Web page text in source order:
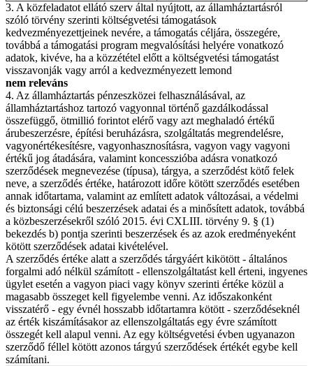
3. A közfeladatot ellátó szerv által nyújtott, az államháztartásról
szóló törvény szerinti költségvetési támogatások
kedvezményezettjeinek nevére, a támogatás céljára, összegére,
továbbá a támogatási program megvalósítási helyére vonatkozó
adatok, kivéve, ha a közzététel előtt a költségvetési támogatást
visszavonják vagy arról a kedvezményezett lemond
nem releváns
4. Az államháztartás pénzeszközei felhasználásával, az
államháztartáshoz tartozó vagyonnal történő gazdálkodással
összefüggő, ötmillió forintot elérő vagy azt meghaladó értékű
árubeszerzésre, építési beruházásra, szolgáltatás megrendelésre,
vagyonértékesítésre, vagyonhasznosításra, vagyon vagy vagyoni
értékű jog átadására, valamint koncesszióba adásra vonatkozó
szerződések megnevezése (típusa), tárgya, a szerződést kötő felek
neve, a szerződés értéke, határozott időre kötött szerződés esetében
annak időtartama, valamint az említett adatok változásai, a védelmi
és biztonsági célú beszerzések adatai és a minősített adatok, továbbá
a közbeszerzésekről szóló 2015. évi CXLIII. törvény 9. § (1)
bekezdés b) pontja szerinti beszerzések és az azok eredményeként
kötött szerződések adatai kivételével.
A szerződés értéke alatt a szerződés tárgyáért kikötött - általános
forgalmi adó nélkül számított - ellenszolgáltatást kell érteni, ingyenes
ügylet esetén a vagyon piaci vagy könyv szerinti értéke közül a
magasabb összeget kell figyelembe venni. Az időszakonként
visszatérő - egy évnél hosszabb időtartamra kötött - szerződéseknél
az érték kiszámításakor az ellenszolgáltatás egy évre számított
összegét kell alapul venni. Az egy költségvetési évben ugyanazon
szerződő féllel kötött azonos tárgyú szerződések értékét egybe kell
számítani.